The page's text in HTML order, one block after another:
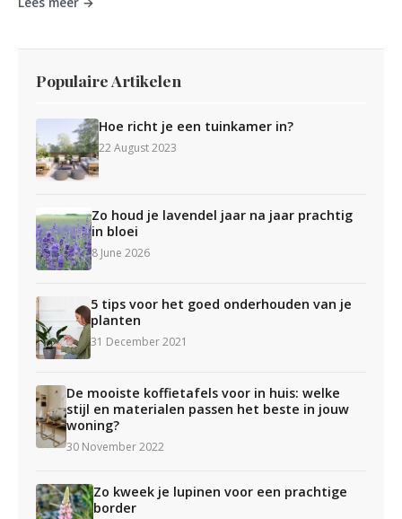
Populaire Artikelen
Hoe richt je een tuinkamer in?
22 August 2023
Zo houd je lavendel jaar na jaar prachtig
in bloei
8 June 2026
5 tips voor het goed onderhouden van je
planten
31 December 2021
De mooiste koffietafels voor in huis: welke
stijl en materialen passen het beste in jouw
woning?
30 November 2022
Zo kweek je lupinen voor een prachtige
border